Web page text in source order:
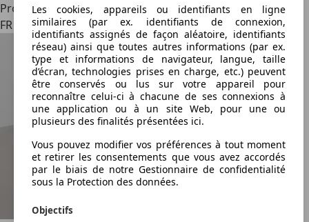
Professionnel
FR 38230
Les cookies, appareils ou identifiants en ligne
similaires (par ex. identifiants de connexion,
identifiants assignés de façon aléatoire, identifiants
réseau) ainsi que toutes autres informations (par ex.
type et informations de navigateur, langue, taille
d’écran, technologies prises en charge, etc.) peuvent
être conservés ou lus sur votre appareil pour
reconnaître celui-ci à chacune de ses connexions à
une application ou à un site Web, pour une ou
plusieurs des finalités présentées ici.
Vous pouvez modifier vos préférences à tout moment
et retirer les consentements que vous avez accordés
par le biais de notre Gestionnaire de confidentialité
sous la Protection des données.
Objectifs